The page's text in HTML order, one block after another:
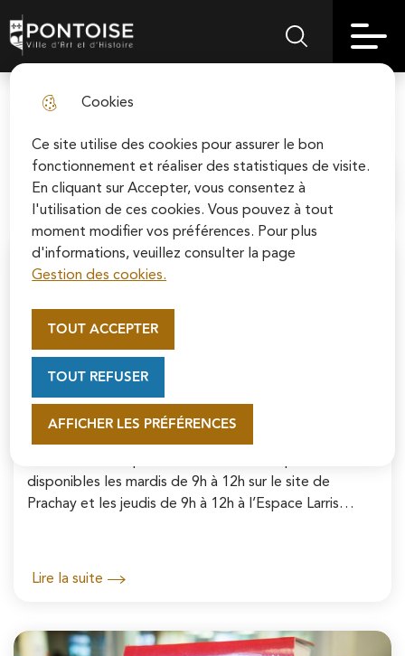
Cookies
Ce site utilise des cookies pour assurer le bon
fonctionnement et réaliser des statistiques de visite.
En cliquant sur Accepter, vous consentez à
l'utilisation de ces cookies. Vous pouvez à tout
moment modifier vos préférences. Pour plus
d'informations, veuillez consulter la page
Gestion des cookies.
AFFICHER LES PRÉFÉRENCES
TOUT ACCEPTER
TOUT REFUSER
to
menu
Skip to
search
Skip to
site map
Soutenez la rénovation de la cathédrale Saint-
Maclou en vous connectant sur le site de la
Fondation du patrimoine.
En savoir plus
Pontoise | Ville d'art et d'histoireMenu principalRechercher sur
Accueil
Permanences « Ecrivain Public »
disponibles les mardis de 9h à 12h sur le site de
Prachay et les jeudis de 9h à 12h à l’Espace Larris
Lire la suite